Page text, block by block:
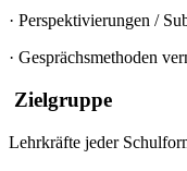
· Perspektivierungen /
· Gesprächsmethoden
Zielgruppe
Lehrkräfte jeder